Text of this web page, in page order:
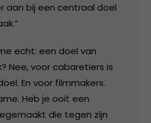
aan bij een centraal doel
echt: een doel van
Nee, voor cabaretiers is
En voor filmmakers.
Heb je ooit een
die tegen zijn